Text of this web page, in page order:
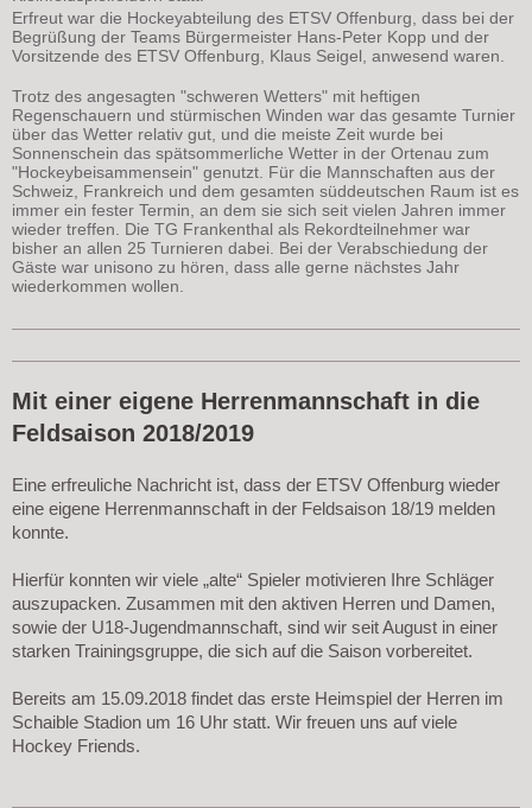
Erfreut war die Hockeyabteilung des ETSV Offenburg, dass bei der
Begrüßung der Teams Bürgermeister Hans-Peter Kopp und der
Vorsitzende des ETSV Offenburg, Klaus Seigel, anwesend waren.
Trotz des angesagten "schweren Wetters" mit heftigen
Regenschauern und stürmischen Winden war das gesamte Turnier
über das Wetter relativ gut, und die meiste Zeit wurde bei
Sonnenschein das spätsommerliche Wetter in der Ortenau zum
"Hockeybeisammensein" genutzt. Für die Mannschaften aus der
Schweiz, Frankreich und dem gesamten süddeutschen Raum ist es
immer ein fester Termin, an dem sie sich seit vielen Jahren immer
wieder treffen. Die TG Frankenthal als Rekordteilnehmer war
bisher an allen 25 Turnieren dabei. Bei der Verabschiedung der
Gäste war unisono zu hören, dass alle gerne nächstes Jahr
wiederkommen wollen.
Mit einer eigene Herrenmannschaft in die
Feldsaison 2018/2019
Eine erfreuliche Nachricht ist, dass der ETSV Offenburg wieder
eine eigene Herrenmannschaft in der Feldsaison 18/19 melden
konnte.
Hierfür konnten wir viele „alte“ Spieler motivieren Ihre Schläger
auszupacken. Zusammen mit den aktiven Herren und Damen,
sowie der U18-Jugendmannschaft, sind wir seit August in einer
starken Trainingsgruppe, die sich auf die Saison vorbereitet.
Bereits am 15.09.2018 findet das erste Heimspiel der Herren im
Schaible Stadion um 16 Uhr statt. Wir freuen uns auf viele
Hockey Friends.